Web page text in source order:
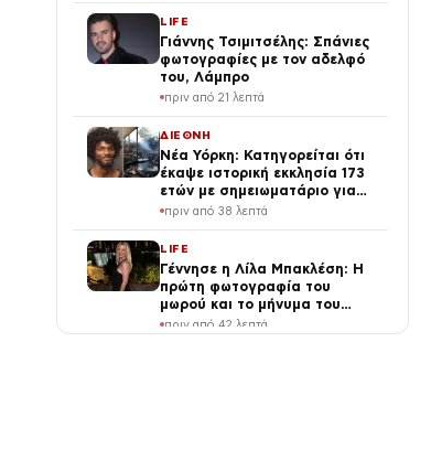
LIFE
Γιάννης Τσιμιτσέλης: Σπάνιες
φωτογραφίες με τον αδελφό
του, Λάμπρο
πριν από 21 λεπτά
ΔΙΕΘΝΗ
Νέα Υόρκη: Κατηγορείται ότι
έκαψε ιστορική εκκλησία 173
ετών με σημειωματάριο για
δολοφονίες και βία
πριν από 38 λεπτά
LIFE
Γέννησε η Λίλα Μπακλέση: Η
πρώτη φωτογραφία του
μωρού και το μήνυμα του
συντρόφου της
πριν από 42 λεπτά